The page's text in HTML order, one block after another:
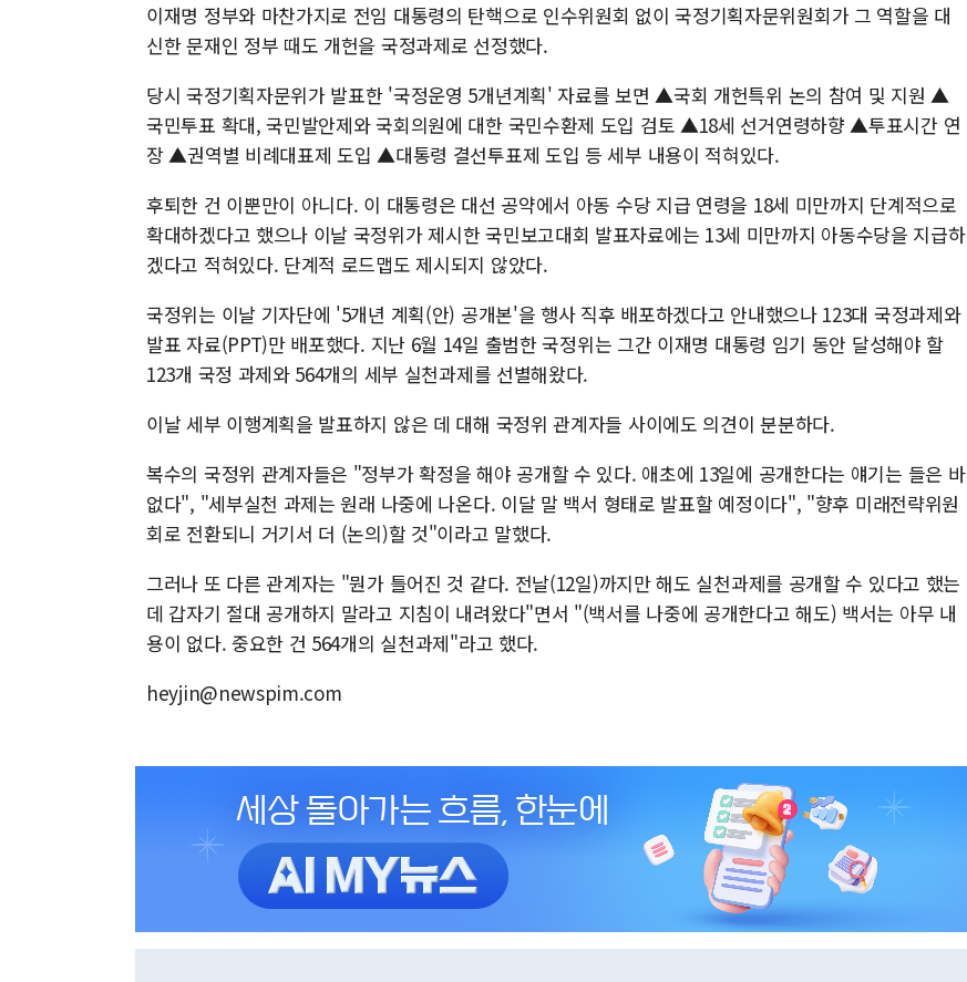
이재명 정부와 마찬가지로 전임 대통령의 탄핵으로 인수위원회 없이 국정기획자문위원회가 그 역할을 대
신한 문재인 정부 때도 개헌을 국정과제로 선정했다.
당시 국정기획자문위가 발표한 '국정운영 5개년계획' 자료를 보면 ▲국회 개헌특위 논의 참여 및 지원 ▲
국민투표 확대, 국민발안제와 국회의원에 대한 국민수환제 도입 검토 ▲18세 선거연령하향 ▲투표시간 연
장 ▲권역별 비례대표제 도입 ▲대통령 결선투표제 도입 등 세부 내용이 적혀있다.
후퇴한 건 이뿐만이 아니다. 이 대통령은 대선 공약에서 아동 수당 지급 연령을 18세 미만까지 단계적으로
확대하겠다고 했으나 이날 국정위가 제시한 국민보고대회 발표자료에는 13세 미만까지 아동수당을 지급하
겠다고 적혀있다. 단계적 로드맵도 제시되지 않았다.
국정위는 이날 기자단에 '5개년 계획(안) 공개본'을 행사 직후 배포하겠다고 안내했으나 123대 국정과제와
발표 자료(PPT)만 배포했다. 지난 6월 14일 출범한 국정위는 그간 이재명 대통령 임기 동안 달성해야 할
123개 국정 과제와 564개의 세부 실천과제를 선별해왔다.
이날 세부 이행계획을 발표하지 않은 데 대해 국정위 관계자들 사이에도 의견이 분분하다.
복수의 국정위 관계자들은 "정부가 확정을 해야 공개할 수 있다. 애초에 13일에 공개한다는 얘기는 들은 바
없다", "세부실천 과제는 원래 나중에 나온다. 이달 말 백서 형태로 발표할 예정이다", "향후 미래전략위원
회로 전환되니 거기서 더 (논의)할 것"이라고 말했다.
그러나 또 다른 관계자는 "뭔가 틀어진 것 같다. 전날(12일)까지만 해도 실천과제를 공개할 수 있다고 했는
데 갑자기 절대 공개하지 말라고 지침이 내려왔다"면서 "(백서를 나중에 공개한다고 해도) 백서는 아무 내
용이 없다. 중요한 건 564개의 실천과제"라고 했다.
heyjin@newspim.com